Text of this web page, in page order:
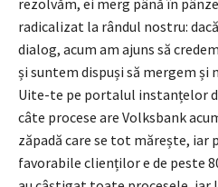
radicalizat la rândul nostru:
dialog, acum am ajuns să
și suntem dispuși să mergem și
Uite-te pe portalul instanțelor
câte procese are Volksbank
zăpadă care se tot mărește, iar
favorabile clienților e de peste